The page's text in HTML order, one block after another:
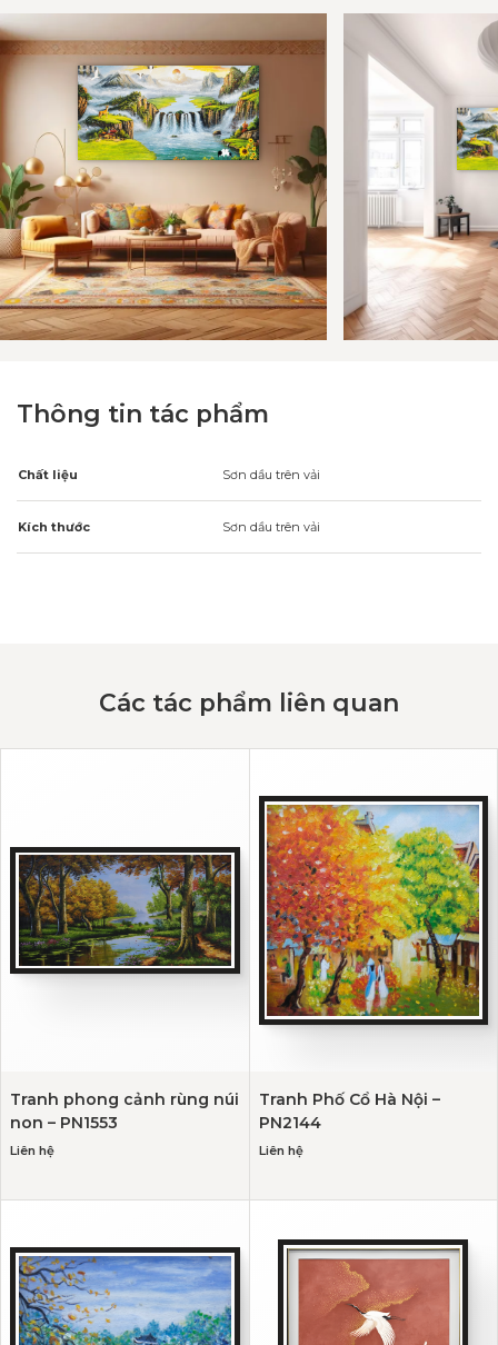
Thông tin tác phẩm
Chất liệu Sơn dầu trên vải
Kích thước Sơn dầu trên vải
Các tác phẩm liên quan
Tranh phong cảnh rùng núi
non – PN1553
Liên hệ
Tranh Phố Cổ Hà Nội –
PN2144
Liên hệ